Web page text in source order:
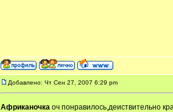
Добавлено: Чт Сен 27, 2007 6:29 pm
Африканочка оч понравилось,деиствительно